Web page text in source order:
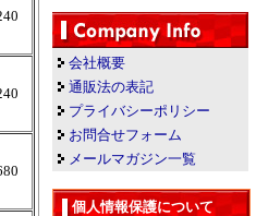
会社概要
通販法の表記
プライバシーポリシー
お問合せフォーム
メールマガジン一覧
個人情報保護について